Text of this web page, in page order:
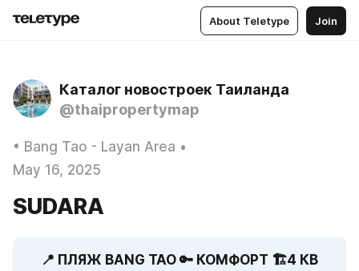
About Teletype Join
Каталог новостроек Таиланда
@thaipropertymap
• Bang Tao - Layan Area •
May 16, 2025
SUDARA